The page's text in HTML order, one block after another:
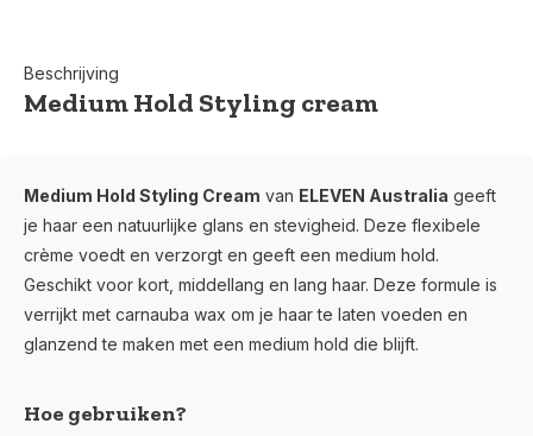
Beschrijving
Medium Hold Styling cream
Medium Hold Styling Cream van ELEVEN Australia geeft
je haar een natuurlijke glans en stevigheid. Deze flexibele
crème voedt en verzorgt en geeft een medium hold.
Geschikt voor kort, middellang en lang haar. Deze formule is
verrijkt met carnauba wax om je haar te laten voeden en
glanzend te maken met een medium hold die blijft.
Hoe gebruiken?